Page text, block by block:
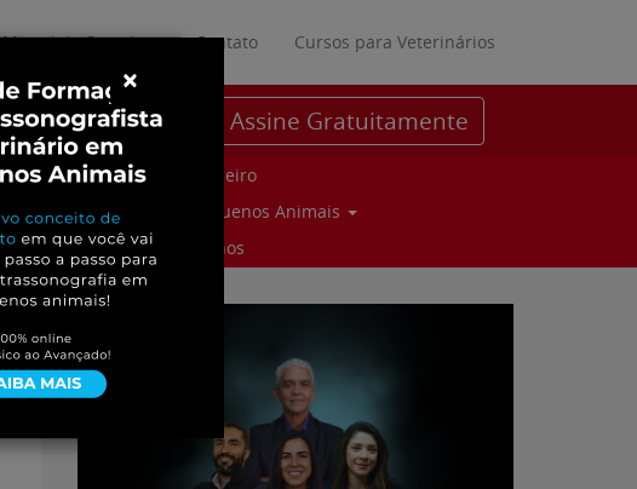
Materiais Gratuitos Contato Cursos para Veterinários
Assine Gratuitamente
Parceiro
Pequenos Animais
Suinos
×